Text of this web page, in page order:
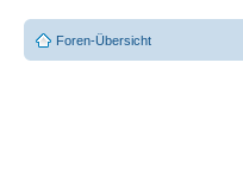
Foren-Übersicht